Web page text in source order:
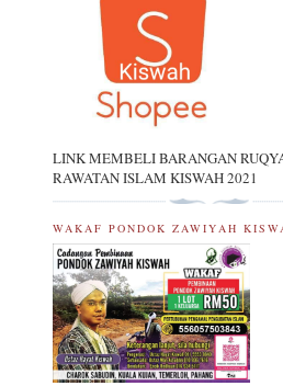
LINK MEMBELI BARANGAN
RAWATAN ISLAM KISWAH 2021
WAKAF PONDOK ZAWIYAH